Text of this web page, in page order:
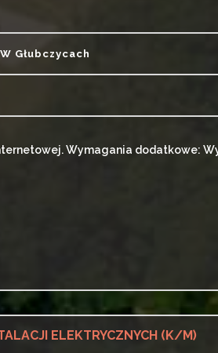
Głubczycach
Wymagania dodatkowe:
ELEKTRYCZNYCH (K/M)